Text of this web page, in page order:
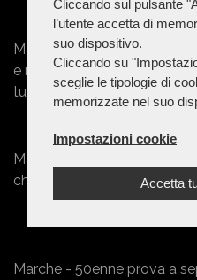
Cliccando sul pulsante
l’utente accetta di
suo dispositivo.
Cliccando su
sceglie le tipologie di
memorizzate nel suo
Impostazioni cookie
Accetta
Marche - Aggrediscono,
e rapinano un giovane:
tunisini
Marche - Esce di strada con
che poi si ribalta: un ferito a
Marche - 50enne prova a